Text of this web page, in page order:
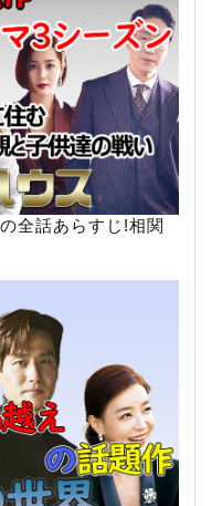
全話あらすじ!相関